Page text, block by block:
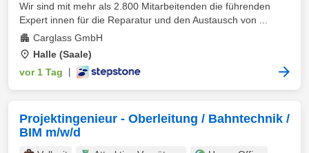
Wir sind mit mehr als 2.800 Mitarbeitenden die führenden
Expert innen für die Reparatur und den Austausch von ...
Carglass GmbH
Halle (Saale)
vor 1 Tag
Projektingenieur - Oberleitung / Bahntechnik /
BIM m/w/d